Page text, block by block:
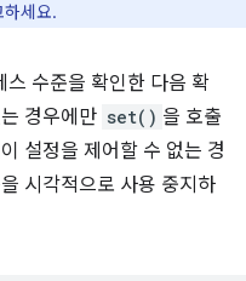
하세요.
스 수준을 확인한 다음 확
경우에만 set() 을 호출
설정을 제어할 수 없는 경
시각적으로 사용 중지하